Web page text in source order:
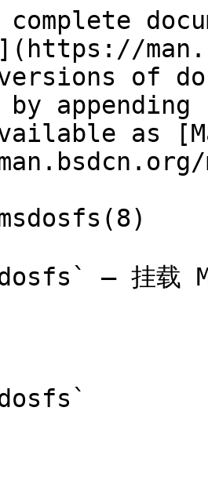
versions of
as
— 挂载